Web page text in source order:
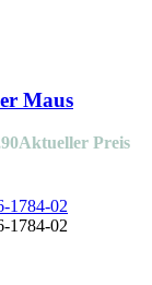
Maus
Aktueller Preis